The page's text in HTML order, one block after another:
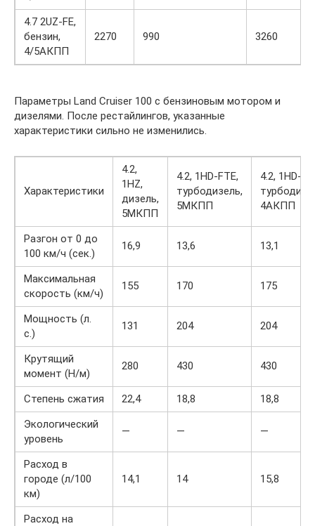
4.7 2UZ-FE,
бензин,
4/5АКПП
2270 990 3260
Параметры Land Cruiser 100 c бензиновым мотором и
дизелями. После рестайлингов, указанные
характеристики сильно не изменились.
Характеристики
4.2,
1HZ,
дизель,
5МКПП
4.2, 1HD-FTE,
турбодизель,
5МКПП
4.2, 1HD-
4АКПП
Разгон от 0 до
100 км/ч (сек.)
16,9 13,6 13,1
Максимальная
скорость (км/ч)
155 170 175
Мощность (л.
с.)
131 204 204
Крутящий
момент (Н/м)
280 430 430
Степень сжатия 22,4 18,8
18,8
Экологический
уровень
— — —
Расход в
городе (л/100
км)
14,1 14 15,8
Расход на